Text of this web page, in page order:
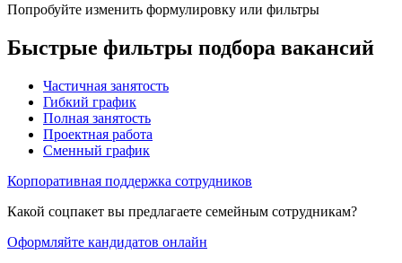
Попробуйте изменить формулировку или фильтры
Быстрые фильтры подбора вакансий
Частичная занятость
Гибкий график
Полная занятость
Проектная работа
Сменный график
Корпоративная поддержка сотрудников
Какой соцпакет вы предлагаете семейным сотрудникам?
Оформляйте кандидатов онлайн